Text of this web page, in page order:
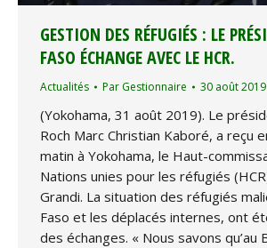
GESTION DES RÉFUGIÉS : LE
FASO ÉCHANGE AVEC LE HCR.
Actualités Par Gestionnaire 30 août 2019
(Yokohama, 31 août 2019). Le
Roch Marc Christian Kaboré, a reçu
matin à Yokohama, le Haut-
Nations unies pour les réfugiés
Grandi. La situation des réfugiés
Faso et les déplacés internes, ont
des échanges. « Nous savons qu’au